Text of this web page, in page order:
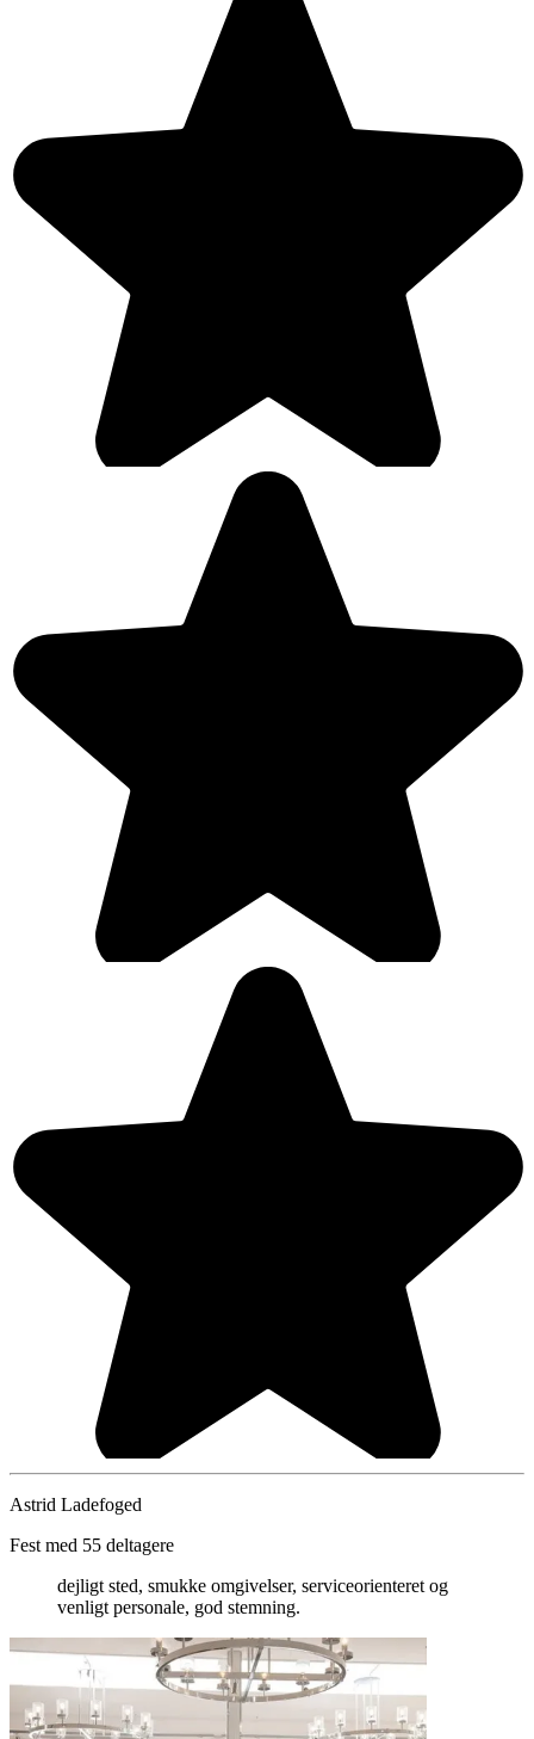
Astrid Ladefoged
Fest med 55 deltagere
dejligt sted, smukke omgivelser, serviceorienteret og
venligt personale, god stemning.